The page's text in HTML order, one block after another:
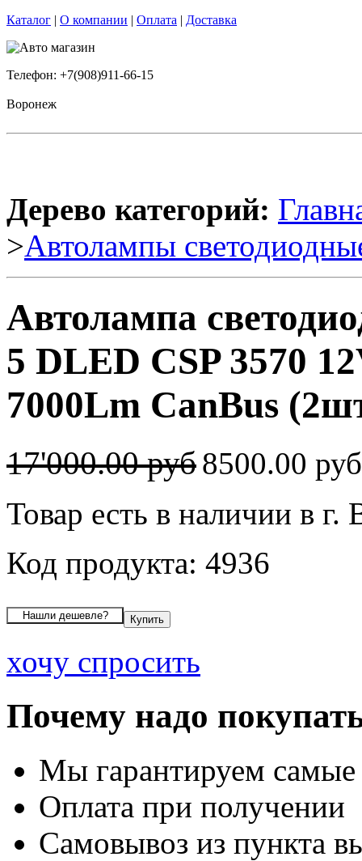
Каталог | О компании | Оплата | Доставка
Телефон: +7(908)911-66-15
Воронеж
Дерево категорий:
>Автолампы
Автолампа
5 DLED CSP 3570
7000Lm CanBus
17'000.00 руб8500.00
Товар есть в наличии в г.
Код продукта: 4936
хочу спросить
Почему надо
Мы гарантируем
Оплата при получении
Самовывоз из пункта